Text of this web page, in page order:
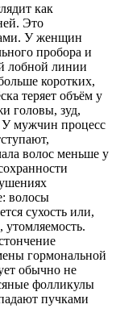
как
Это
У женщин
пробора и
лобной линии
коротких,
теряет объём у
головы, зуд,
У мужчин процесс
волос меньше у
волосы
сухость или,
утомляемость.
гормональной
обычно не
фолликулы
пучками